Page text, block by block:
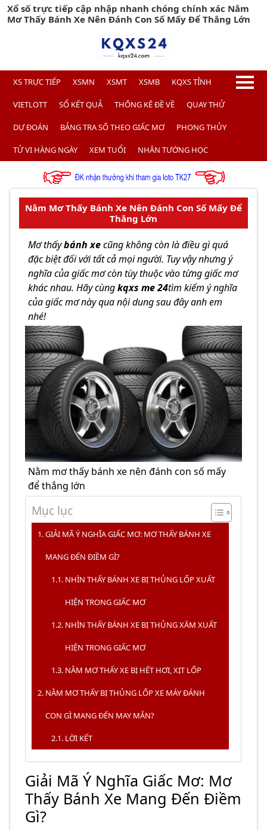
Xổ số trực tiếp cập nhập nhanh chóng chính xác Nằm
Mơ Thấy Bánh Xe Nên Đánh Con Số Mấy Để Thắng Lớn
XS TRỰC TIẾP XSMN XSMT XSMB KQXS TỈNH
VIETLOTT SỔ KẾT QUẢ THỐNG KÊ ĐỀ VỀ QUAY THỬ
DỰ ĐOÁN BẢNG TRA SỐ THEO GIẤC MƠ PHONG THỦY
TỬ VI HÀNG NGÀY XEM TUỔI NHÂN TƯỚNG HỌC
Nằm Mơ Thấy Bánh Xe Nên Đánh Con Số Mấy Để
Thắng Lớn
Mơ thấybánh xecũng không còn là điều gì quá
đặc biệt đối với tất cả mọi người. Tuy vậy nhưng ý
nghĩa của giấc mơ còn tùy thuộc vào từng giấc mơ
khác nhau. Hãy cùngkqxs me 24tìm kiếm ý nghĩa
của giấc mơ này qua nội dung sau đây anh em
nhé!
Nằm mơ thấy bánh xe nên đánh con số mấy
để thắng lớn
Mục lục
GIẢI MÃ Ý NGHĨA GIẤC MƠ: MƠ THẤY BÁNH XE
MANG ĐẾN ĐIỀM GÌ?
NHÌN THẤY BÁNH XE BỊ THỦNG LỐP XUẤT
HIỆN TRONG GIẤC MƠ
NHÌN THẤY BÁNH XE BỊ THỦNG XĂM XUẤT
HIỆN TRONG GIẤC MƠ
NẰM MƠ THẤY XE BỊ HẾT HƠI, XỊT LỐP
NẰM MƠ THẤY BỊ THỦNG LỐP XE MÁY ĐÁNH
CON GÌ MANG ĐẾN MAY MẮN?
LỜI KẾT
Giải Mã Ý Nghĩa Giấc Mơ: Mơ
Thấy Bánh Xe Mang Đến Điềm
Gì?